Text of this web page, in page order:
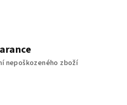
nepoškozeného zboží